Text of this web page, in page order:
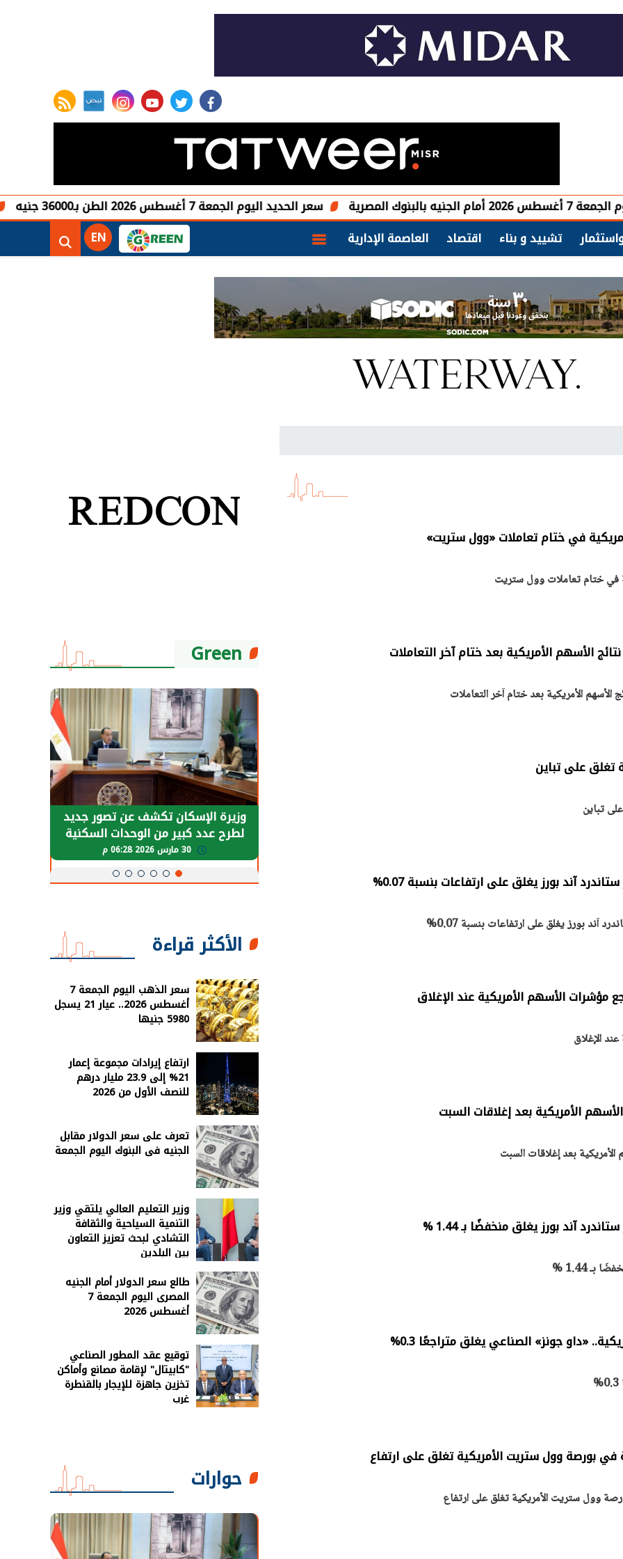
facebook
twitter
youtube
instagram
rss feed
صعود سعر الحديد اليوم الجمعة 7 أغسطس 2026 الطن بـ36000 جنيه
تشييد و بناء اقتصاد العاصمة الإدارية EN
في ختام تعاملات «وول ستريت»
في ختام تعاملات وول ستريت
الأسهم الأمريكية بعد ختام آخر التعاملات
الأمريكية بعد ختام آخر التعاملات
تغلق على تباين
تباين
آند بورز يغلق على ارتفاعات بنسبة 0.07%
بورز يغلق على ارتفاعات بنسبة 0.07%
مؤشرات الأسهم الأمريكية عند الإغلاق
الإغلاق
الأمريكية بعد إغلاقات السبت
بعد إغلاقات السبت
آند بورز يغلق منخفضًا بـ 1.44 %
1.44 %
«داو جونز» الصناعي يغلق متراجعًا 0.3%
بورصة وول ستريت الأمريكية تغلق على ارتفاع
وول ستريت الأمريكية تغلق على ارتفاع
Green
الإجراءات الخاصة وزيرة الإسكان تكشف عن تصور جديد
لطرح عدد كبير من الوحدات السكنية
بنظام الإيجار
الأكثر قراءة
سعر الذهب اليوم الجمعة 7
أغسطس 2026.. عيار 21 يسجل
5980 جنيها
ارتفاع إيرادات مجموعة إعمار
21% إلى 23.9 مليار درهم
للنصف الأول من 2026
تعرف على سعر الدولار مقابل
الجنيه فى البنوك اليوم الجمعة
وزير التعليم العالي يلتقي وزير
التنمية السياحية والثقافة
التشادي لبحث تعزيز التعاون
بين البلدين
طالع سعر الدولار أمام الجنيه
المصرى اليوم الجمعة 7
أغسطس 2026
توقيع عقد المطور الصناعي
"كابيتال" لإقامة مصانع وأماكن
تخزين جاهزة للإيجار بالقنطرة
غرب
حوارات